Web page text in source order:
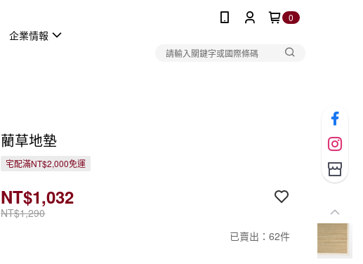
0
企業情報
藺草地墊
宅配滿NT$2,000免運
NT$1,290
NT$1,032
已賣出：62件